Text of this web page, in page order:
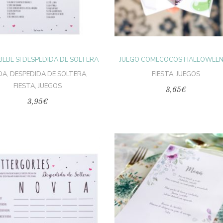
SI DESPEDIDA DE SOLTERA
, DESPEDIDA DE SOLTERA,
FIESTA,JUEGOS
3,95€
JUEGO COMECOCOS
FIESTA,JUEGOS
3,65€
AÑADIR AL
CARRITO
AÑADIR AL
CARRITO